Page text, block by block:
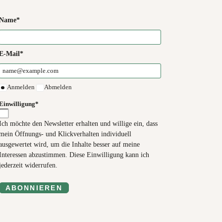
Mail*
Anmelden Abmelden
möchte den Newsletter erhalten und willige ein, dass
Öffnungs- und Klickverhalten individuell
wird, um die Inhalte besser auf meine
abzustimmen. Diese Einwilligung kann ich
widerrufen.
ABONNIEREN